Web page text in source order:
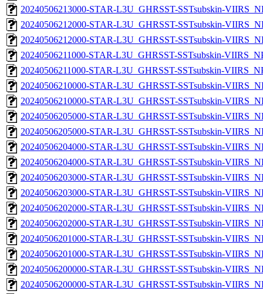
20240506213000-STAR-L3U_GHRSST-SSTsubskin-
20240506212000-STAR-L3U_GHRSST-SSTsubskin-
20240506212000-STAR-L3U_GHRSST-SSTsubskin-
20240506211000-STAR-L3U_GHRSST-SSTsubskin-
20240506211000-STAR-L3U_GHRSST-SSTsubskin-
20240506210000-STAR-L3U_GHRSST-SSTsubskin-
20240506210000-STAR-L3U_GHRSST-SSTsubskin-
20240506205000-STAR-L3U_GHRSST-SSTsubskin-
20240506205000-STAR-L3U_GHRSST-SSTsubskin-
20240506204000-STAR-L3U_GHRSST-SSTsubskin-
20240506204000-STAR-L3U_GHRSST-SSTsubskin-
20240506203000-STAR-L3U_GHRSST-SSTsubskin-
20240506203000-STAR-L3U_GHRSST-SSTsubskin-
20240506202000-STAR-L3U_GHRSST-SSTsubskin-
20240506202000-STAR-L3U_GHRSST-SSTsubskin-
20240506201000-STAR-L3U_GHRSST-SSTsubskin-
20240506201000-STAR-L3U_GHRSST-SSTsubskin-
20240506200000-STAR-L3U_GHRSST-SSTsubskin-
20240506200000-STAR-L3U_GHRSST-SSTsubskin-